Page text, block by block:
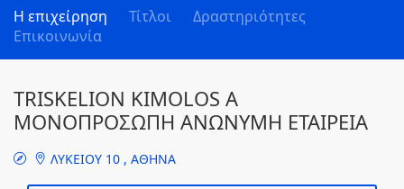
Η επιχείρηση Τίτλοι
Δραστηριότητες
Επικοινωνία
TRISKELION KIMOLOS A
ΜΟΝΟΠΡΟΣΩΠΗ ΑΝΩΝΥΜΗ ΕΤΑΙΡΕΙΑ
ΛΥΚΕΙΟΥ 10 , ΑΘΗΝΑ